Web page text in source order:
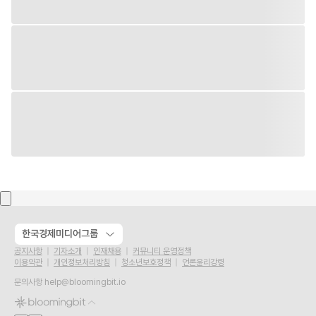
한국경제미디어그룹
공지사항 기자소개 인재채용
커뮤니티 운영정책
이용약관
개인정보처리방침 청소년보호정책
언론윤리강령
문의사항 help@bloomingbit.io